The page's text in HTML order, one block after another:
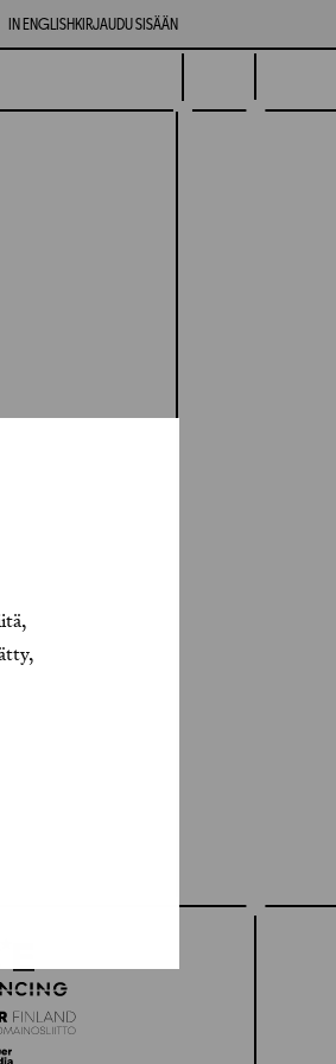
IN ENGLISH KIRJAUDU SISÄÄN